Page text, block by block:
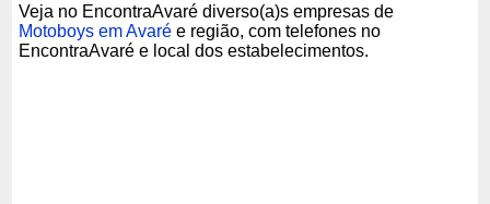
Veja no EncontraAvaré diverso(a)s empresas de
Motoboys em Avaré e região, com telefones no
EncontraAvaré e local dos estabelecimentos.